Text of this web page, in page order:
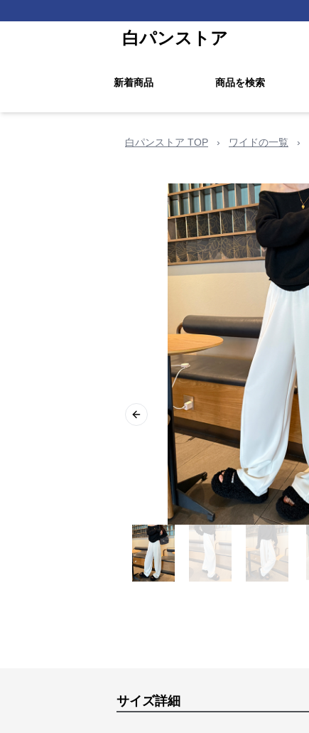
白パンストア
新着商品 商品を検索
白パンストア TOP › ワイドの一覧 ›
Previous slide
サイズ詳細